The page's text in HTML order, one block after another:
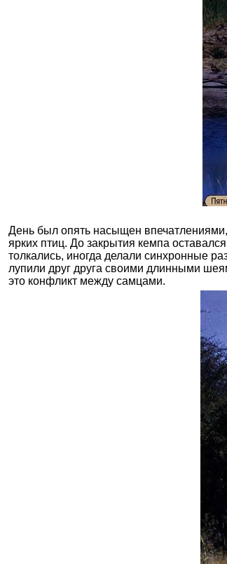
День был опять насыщен впечатлениями,
ярких птиц. До закрытия кемпа
толкались, иногда делали синхронные
лупили друг друга своими длинными
это конфликт между самцами.